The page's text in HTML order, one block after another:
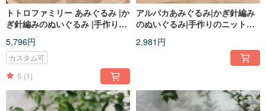
トトロファミリー あみぐるみ |か
ぎ針編みのぬいぐるみ |手作り編
5,796円
カスタム可
5 (1)
アルパカあみぐるみ|かぎ針編み
のぬいぐるみ|手作りのニット玩
2,981円